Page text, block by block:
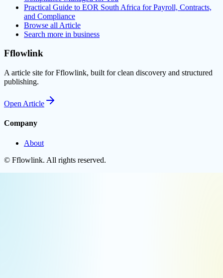
Practical Guide to EOR South Africa for Payroll, Contracts,
and Compliance
Browse all Article
Search more in business
Fflowlink
A article site for Fflowlink, built for clean discovery and structured
publishing.
Open Article
Company
About
© Fflowlink. All rights reserved.